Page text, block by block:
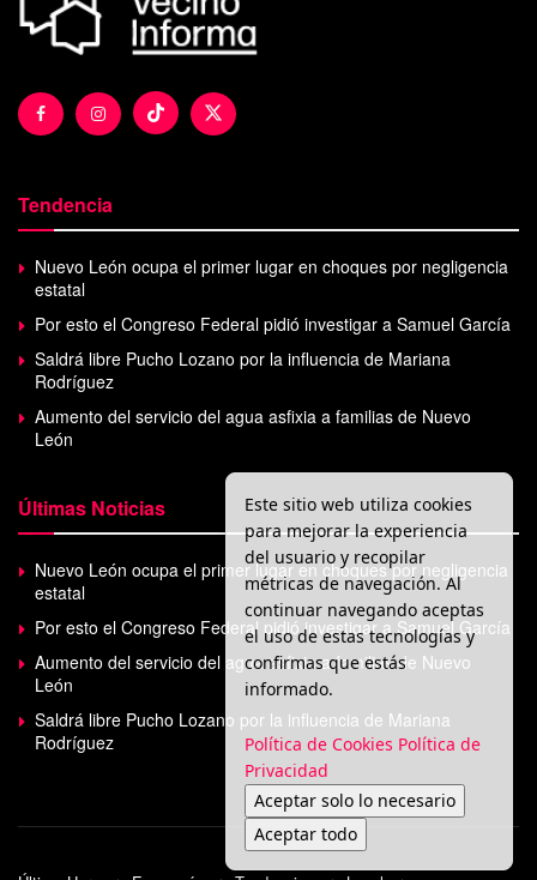
Tendencia
Nuevo León ocupa el primer lugar en choques por negligencia
estatal
Por esto el Congreso Federal pidió investigar a Samuel García
Saldrá libre Pucho Lozano por la influencia de Mariana
Rodríguez
Aumento del servicio del agua asfixia a familias de Nuevo
León
Últimas Noticias
Nuevo León ocupa el primer lugar en choques por negligencia
estatal
Por esto el Congreso Federal pidió investigar a Samuel García
Aumento del servicio del agua asfixia a familias de Nuevo
León
Saldrá libre Pucho Lozano por la influencia de Mariana
Rodríguez
Este sitio web utiliza cookies
para mejorar la experiencia
del usuario y recopilar
métricas de navegación. Al
continuar navegando aceptas
el uso de estas tecnologías y
confirmas que estás
informado.
Política de Cookies Política de
Privacidad
Aceptar solo lo necesario
Aceptar todo